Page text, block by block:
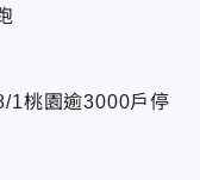
1桃園逾3000戶停